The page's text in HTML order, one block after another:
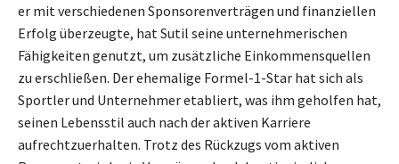
er mit verschiedenen Sponsorenverträgen und finanziellen
Erfolg überzeugte, hat Sutil seine unternehmerischen
Fähigkeiten genutzt, um zusätzliche Einkommensquellen
zu erschließen. Der ehemalige Formel-1-Star hat sich als
Sportler und Unternehmer etabliert, was ihm geholfen hat,
seinen Lebensstil auch nach der aktiven Karriere
aufrechtzuerhalten. Trotz des Rückzugs vom aktiven